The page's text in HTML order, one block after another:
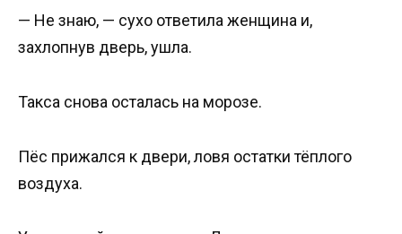
— Не знаю, — сухо ответила женщина и,
захлопнув дверь, ушла.
Такса снова осталась на морозе.
Пёс прижался к двери, ловя остатки тёплого
воздуха.